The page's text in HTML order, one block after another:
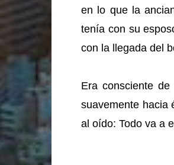
en lo que la
tenía con su
con la llegada del
Era consciente
suavemente hacia
al oído: Todo va a